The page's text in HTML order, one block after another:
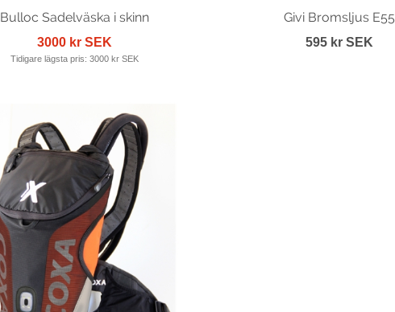
Bulloc Sadelväska i skinn
3000 kr SEK
Tidigare lägsta pris:3000 kr SEK
Givi Bromsljus E55
595 kr SEK